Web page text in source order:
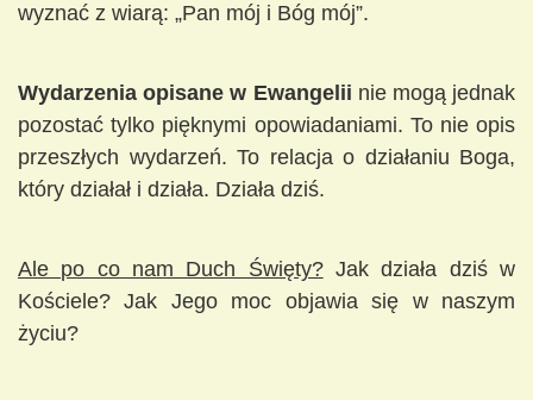
wyznać z wiarą: „Pan mój i Bóg mój”.
Wydarzenia opisane w Ewangelii nie mogą jednak
pozostać tylko pięknymi opowiadaniami. To nie opis
przeszłych wydarzeń. To relacja o działaniu Boga,
który działał i działa. Działa dziś.
Ale po co nam Duch Święty?Jak działa dziś w
Kościele? Jak Jego moc objawia się w naszym
życiu?